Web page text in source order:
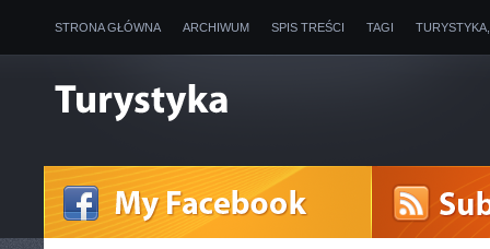
STRONA GŁÓWNA ARCHIWUM SPIS TREŚCI TAGI